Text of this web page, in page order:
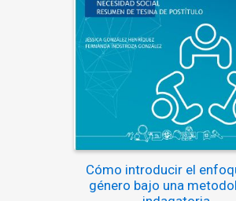
Cómo introducir el
género bajo una